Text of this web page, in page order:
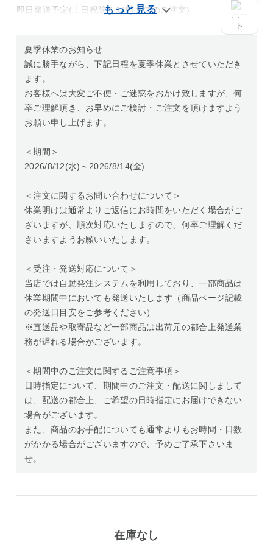
即日発送予定(土日祝除く14時までのご注文)
夏季休業のお知らせ
誠に勝手ながら、下記日程を夏季休業とさせていただき
ます。
お客様へは大変ご不便・ご迷惑をおかけ致しますが、何
卒ご理解頂き、お早めにご検討・ご注文を頂けますよう
お願い申し上げます。
＜期間＞
2026/8/12(水)～2026/8/14(金)
＜注文に関するお問い合わせについて＞
休業明けは通常よりご返信にお時間をいただく場合がご
ざいますが、順次対応いたしますので、何卒ご理解くだ
さいますようお願いいたします。
＜受注・発送対応について＞
当店では自動発注システムを利用しており、一部商品は
休業期間中においても発送いたします（商品ページ記載
の発送日目安をご参考ください）
※直送品や取寄品など一部商品は出荷元の都合上発送業
務が遅れる場合がございます。
＜期間中のご注文に関するご注意事項＞
日時指定について、期間中のご注文・配送に関しまして
は、配送の都合上、ご希望の日時指定にお届けできない
場合がございます。
また、商品のお手配についても通常よりもお時間・日数
がかかる場合がございますので、予めご了承下さいま
せ。
在庫なし